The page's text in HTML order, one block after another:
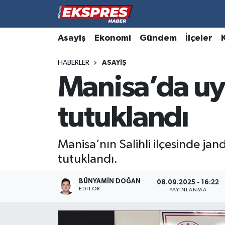
Asayiş Ekonomi Gündem İlçeler
HABERLER ASAYIŞ
Manisa’da
tutuklandı
Manisa’nın Salihli ilçesinde
tutuklandı.
BÜNYAMIN DOĞAN
EDITÖR
08.09.2025 - 16:22
YAYINLANMA
Altıntaş
Aslanapa
Biyografiler
Domaniç
Hava Durumu
Trafik Durumu
Süper Lig Puan Durumu ve Fikstür
Tüm Manşetler
Son Dakika Haberleri